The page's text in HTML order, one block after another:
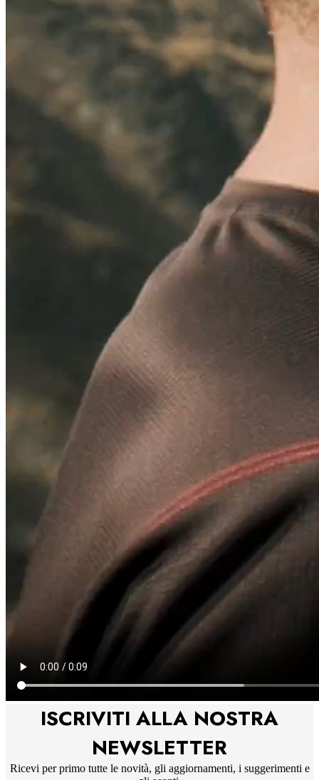
ISCRIVITI ALLA NOSTRA
NEWSLETTER
Ricevi per primo tutte le novità, gli aggiornamenti, i suggerimenti e